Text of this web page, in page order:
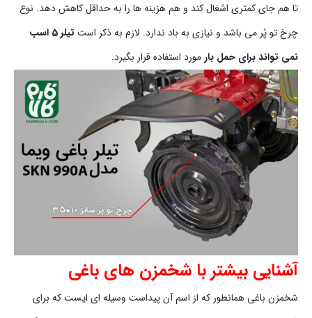
تا هم جای کمتری اشغال کند و هم هزینه ها را به حداقل کاهش دهد. نوع
چرخ تو پُر می باشد و نیازی به باد ندارد. لازم به ذکر است
تیلر 5 اسب
نمی تواند برای حمل بار مورد استفاده قرار بگیرد.
آشنایی بیشتر با شخمزن های باغی
شخمزن باغی همانطور که از اسم آن پیداست وسیله ای ایست که برای